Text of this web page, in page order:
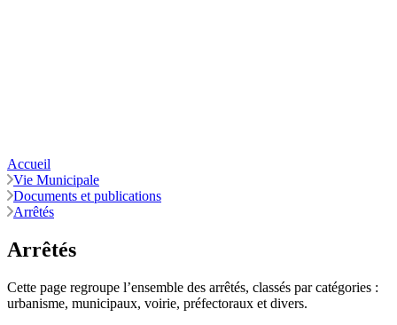
Accueil
Vie Municipale
Documents et publications
Arrêtés
Arrêtés
Cette page regroupe l’ensemble des arrêtés, classés par catégories :
urbanisme, municipaux, voirie, préfectoraux et divers.